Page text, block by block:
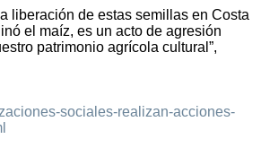
liberación de estas semillas en Costa
el maíz, es un acto de agresión
patrimonio agrícola cultural”,
sociales-realizan-acciones-